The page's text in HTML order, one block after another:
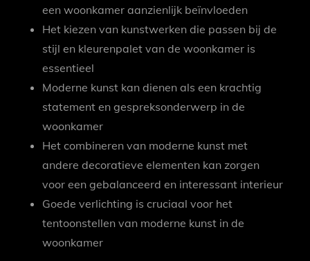
een woonkamer aanzienlijk beïnvloeden
Het kiezen van kunstwerken die passen bij de
stijl en kleurenpalet van de woonkamer is
essentieel
Moderne kunst kan dienen als een krachtig
statement en gespreksonderwerp in de
woonkamer
Het combineren van moderne kunst met
andere decoratieve elementen kan zorgen
voor een gebalanceerd en interessant interieur
Goede verlichting is cruciaal voor het
tentoonstellen van moderne kunst in de
woonkamer